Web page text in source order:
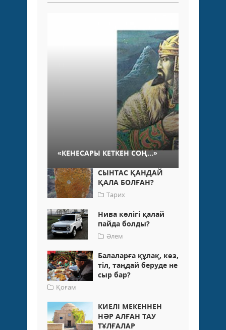
«КЕНЕСАРЫ КЕТКЕН СОҢ...»
СЫНТАС ҚАНДАЙ
ҚАЛА БОЛҒАН?
Тарих
Нива көлігі қалай
пайда болды?
Әлем
Балаларға құлақ, көз,
тіл, таңдай беруде не
сыр бар?
Қоғам
КИЕЛІ МЕКЕННЕН
НӘР АЛҒАН ТАУ
ТҰЛҒАЛАР